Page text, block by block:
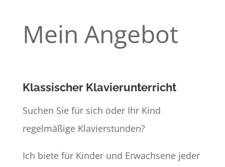
Mein Angebot
Klassischer Klavierunterricht
Suchen Sie für sich oder Ihr Kind
regelmäßige Klavierstunden?
Ich biete für Kinder und Erwachsene jeder